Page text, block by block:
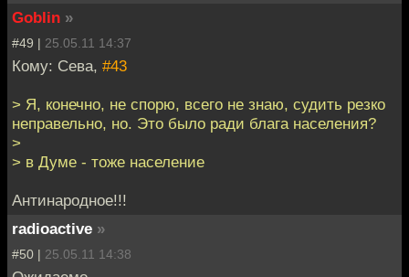
Goblin »
#49 | 25.05.11 14:37
Кому: Сева, #43
> Я, конечно, не спорю, всего не знаю, судить резко
неправельно, но. Это было ради блага населения?
>
> в Думе - тоже население
Антинародное!!!
radioactive »
#50 | 25.05.11 14:38